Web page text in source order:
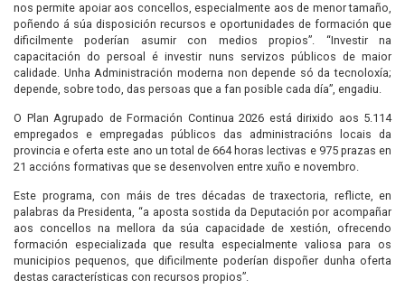
nos permite apoiar aos concellos, especialmente aos de menor tamaño,
poñendo á súa disposición recursos e oportunidades de formación que
dificilmente poderían asumir con medios propios”. “Investir na
capacitación do persoal é investir nuns servizos públicos de maior
calidade. Unha Administración moderna non depende só da tecnoloxía;
depende, sobre todo, das persoas que a fan posible cada día”, engadiu.
O Plan Agrupado de Formación Continua 2026 está dirixido aos 5.114
empregados e empregadas públicos das administracións locais da
provincia e oferta este ano un total de 664 horas lectivas e 975 prazas en
21 accións formativas que se desenvolven entre xuño e novembro.
Este programa, con máis de tres décadas de traxectoria, reflicte, en
palabras da Presidenta, “a aposta sostida da Deputación por acompañar
aos concellos na mellora da súa capacidade de xestión, ofrecendo
formación especializada que resulta especialmente valiosa para os
municipios pequenos, que dificilmente poderían dispoñer dunha oferta
destas características con recursos propios”.